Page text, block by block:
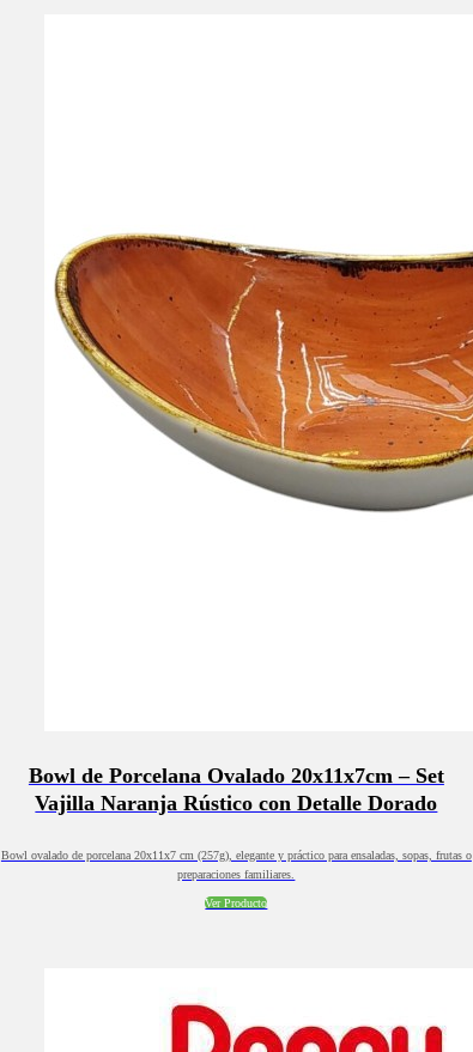
Bowl de Porcelana Ovalado 20x11x7cm – Set
Vajilla Naranja Rústico con Detalle Dorado
Bowl ovalado de porcelana 20x11x7 cm (257g), elegante y práctico para ensaladas, sopas, frutas o
preparaciones familiares.
Ver Producto